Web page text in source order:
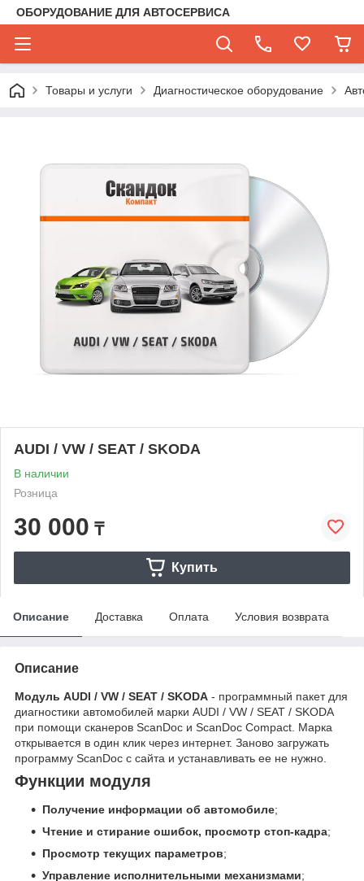
ОБОРУДОВАНИЕ ДЛЯ АВТОСЕРВИСА
Товары и услуги Диагностическое оборудование
AUDI / VW / SEAT / SKODA
В наличии
Розница
30 000 ₸
Купить
Описание Доставка Оплата Условия возврата
Описание
Модуль AUDI / VW / SEAT / SKODA - программный пакет для
диагностики автомобилей марки AUDI / VW / SEAT / SKODA
при помощи сканеров ScanDoc и ScanDoc Compact. Марка
открывается в один клик через интернет. Заново загружать
программу ScanDoc с сайта и устанавливать ее не нужно.
Функции модуля
Получение информации об автомобиле;
Чтение и стирание ошибок, просмотр стоп-кадра;
Просмотр текущих параметров;
Управление исполнительными механизмами;